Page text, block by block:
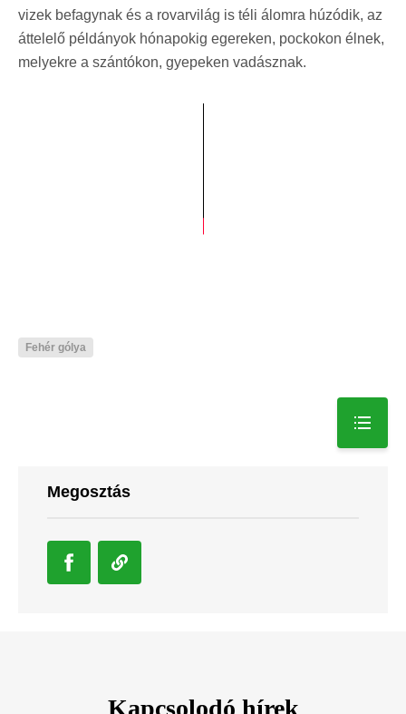
vizek befagynak és a rovarvilág is téli álomra húzódik, az
áttelelő példányok hónapokig egereken, pockokon élnek,
melyekre a szántókon, gyepeken vadásznak.
Fehér gólya
Megosztás
Kapcsolodó hírek